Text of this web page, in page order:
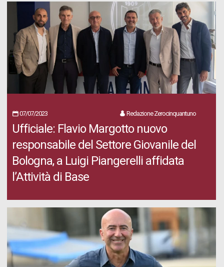
07/07/2023 Redazione Zerocinquantuno
Ufficiale: Flavio Margotto nuovo
responsabile del Settore Giovanile del
Bologna, a Luigi Piangerelli affidata
l’Attività di Base